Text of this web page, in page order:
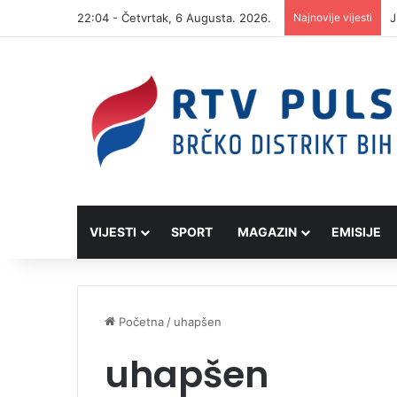
22:04 - Četvrtak, 6 Augusta. 2026. Najnovije vijesti
VIJESTI SPORT MAGAZIN EMISIJE
Početna / uhapšen
uhapšen